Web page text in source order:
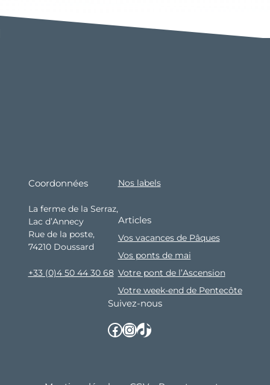
Coordonnées
La ferme de la Serraz,
Lac d’Annecy
Rue de la poste,
74210 Doussard
+33 (0)4 50 44 30 68
Nos labels
Articles
Vos vacances de Pâques
Vos ponts de mai
Votre pont de l’Ascension
Votre week-end de Pentecôte
Suivez-nous
Facebook InstagramTikTok